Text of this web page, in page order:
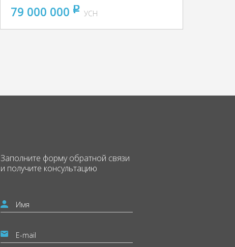
79 000 000 pуб
УСН
Заполните формуобратной связи
и получите консультацию